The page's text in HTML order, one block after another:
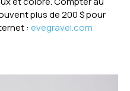
plus de 200 $ pour
: evegravel.com